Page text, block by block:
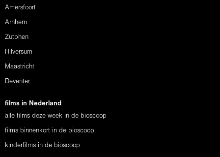
Amersfoort
Arnhem
Zutphen
Hilversum
Maastricht
Deventer
films in Nederland
alle films deze week in de bioscoop
films binnenkort in de bioscoop
kinderfilms in de bioscoop